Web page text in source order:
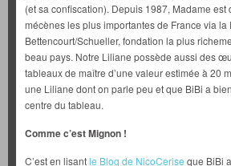
(et sa confiscation). Depuis 1987, Madame est
mécènes les plus importantes de France via la
Bettencourt/Schueller, fondation la plus
beau pays. Notre Liliane possède aussi des
tableaux de maître d’une valeur estimée à 20
une Liliane dont on parle peu et que BiBi a
centre du tableau.
Comme c’est Mignon !
C’est en lisantle Blog de NicoCerise que BiBi